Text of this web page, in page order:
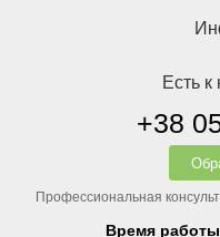
Есть
+38
Профессиональная
Время работы